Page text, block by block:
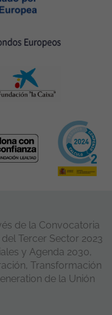
de la Convocatoria
Tercer Sector 2023
y Agenda 2030,
Transformación
de la Unión